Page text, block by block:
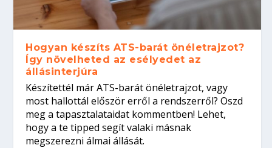
Hogyan készíts ATS-barát önéletrajzot?
Így növelheted az esélyedet az
állásinterjúra
Készítettél már ATS-barát önéletrajzot, vagy
most hallottál először erről a rendszerről? Oszd
meg a tapasztalataidat kommentben! Lehet,
hogy a te tipped segít valaki másnak
megszerezni álmai állását.